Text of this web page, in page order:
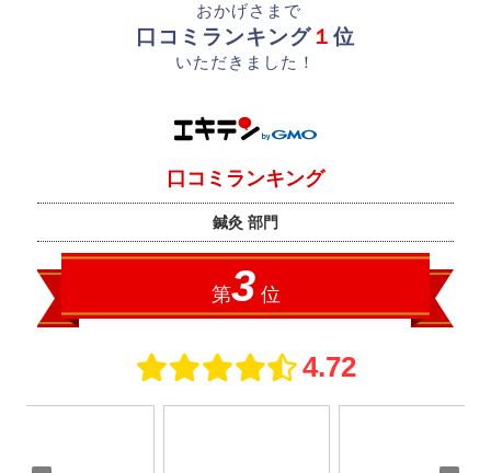
おかげさまで
口コミランキング １ 位
いただきました！